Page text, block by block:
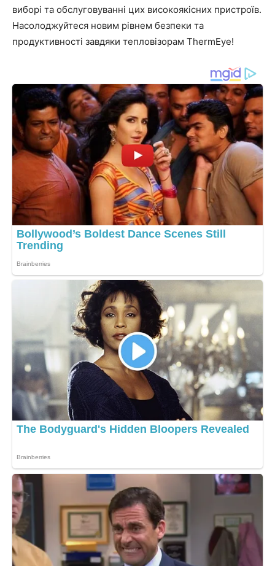
виборі та обслуговуванні цих високоякісних пристроїв.
Насолоджуйтеся новим рівнем безпеки та
продуктивності завдяки тепловізорам ThermEye!